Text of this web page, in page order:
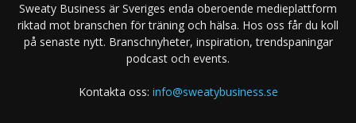
Sweaty Business är Sveriges enda oberoende medieplattform
riktad mot branschen för träning och hälsa. Hos oss får du koll
på senaste nytt. Branschnyheter, inspiration, trendspaningar
podcast och events.
Kontakta oss: info@sweatybusiness.se